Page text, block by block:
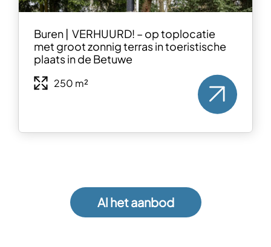
Buren | VERHUURD! – op toplocatie
met groot zonnig terras in toeristische
plaats in de Betuwe
250 m²
Al het aanbod